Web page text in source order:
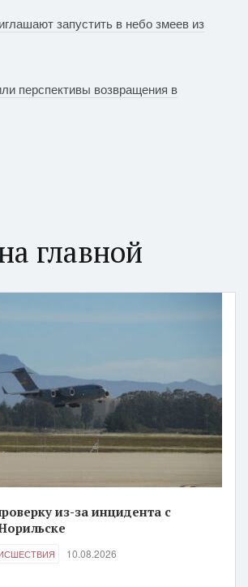
запустить в небо змеев из
перспективы возвращения в
главной
из-за инцидента с
10.08.2026